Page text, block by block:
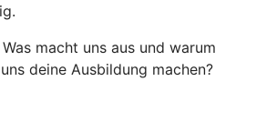
Was macht uns aus und warum
deine Ausbildung machen?